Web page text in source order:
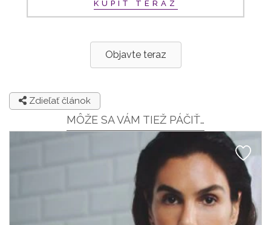
KÚPIŤ TERAZ
Objavte teraz
Zdieľať článok
MÔŽE SA VÁM TIEŽ PÁČIŤ…